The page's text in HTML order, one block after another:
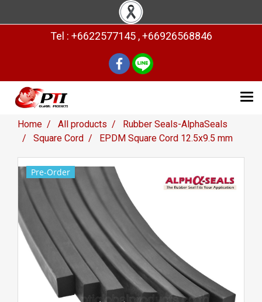
Tel : +6622577145 , +66926568846
Home All products
Rubber Seals-AlphaSeals
Square Cord
EPDM Square Cord 12.5x9.5 mm
Pre-Order